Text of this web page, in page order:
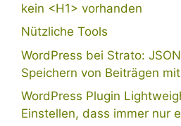
kein <H1> vorhanden
Nützliche Tools
WordPress bei Strato:
Speichern von Beiträgen
WordPress Plugin
Einstellen, dass immer nur